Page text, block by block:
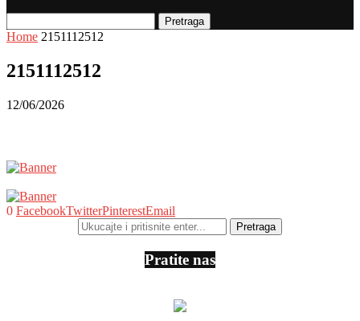
Pretraga
Home 2151112512
2151112512
12/06/2026
0 FacebookTwitterPinterestEmail
Pratite nas